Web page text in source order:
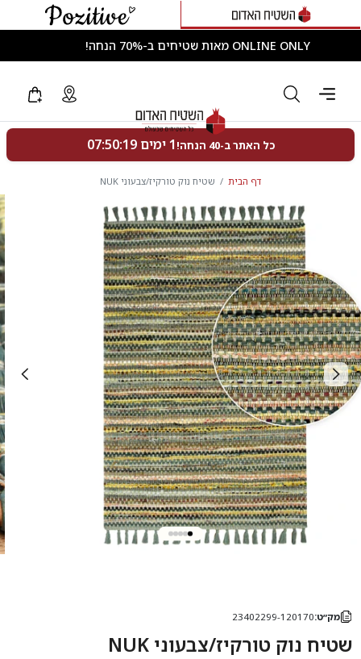
ONLINE ONLY מאות שטיחים ב-70% הנחה!
דף הבית שטיח נוק טורקיז/צבעוני NUK
מק״ט:23402299-120170
שטיח נוק טורקיז/צבעוני NUK